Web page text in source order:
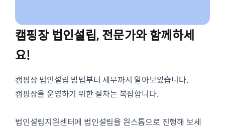
캠핑장 법인설립, 전문가와 함께하세
요!
캠핑장 법인설립 방법부터 세무까지 알아보았습니다.
캠핑장을 운영하기 위한 절차는 복잡합니다.
법인설립지원센터에 법인설립을 원스톱으로 진행해 보세